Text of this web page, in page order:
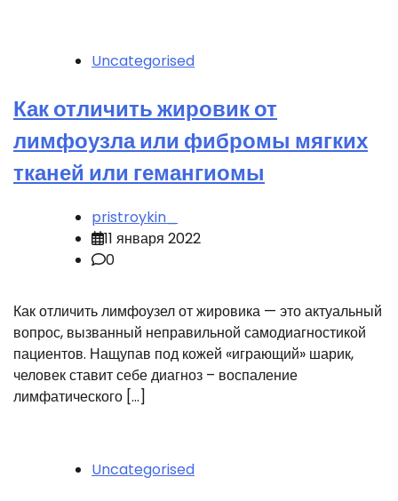
Uncategorised
Как отличить жировик от
лимфоузла или фибромы мягких
тканей или гемангиомы
pristroykin_
11 января 2022
0
Как отличить лимфоузел от жировика — это актуальный
вопрос, вызванный неправильной самодиагностикой
пациентов. Нащупав под кожей «играющий» шарик,
человек ставит себе диагноз – воспаление
лимфатического […]
Uncategorised